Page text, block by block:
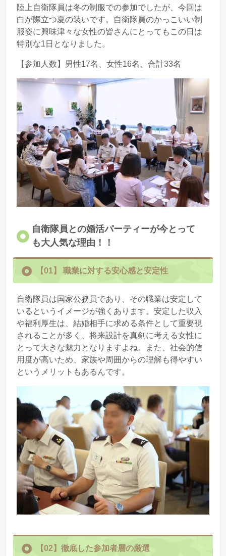
陸上自衛隊員は冬の制服での参加でしたが、今回は
白が際立つ夏の装いです。自衛隊員のかっこいい制
服姿に興味津々な女性の皆さんにとってもこの日は
特別な1日となりました。
【参加人数】男性17名、女性16名、合計33名
自衛隊員との婚活パーティーが今とって
も大人気な理由！！
【01】 職業に対する安心感と安定性
自衛隊員は国家公務員であり、その職業は安定して
いるというイメージが強くあります。安定した収入
や福利厚生は、結婚相手に求める条件として重要視
されることが多く、将来設計を真剣に考える女性に
とって大きな魅力となりますよね。また、社会的信
用度が高いため、家族や周囲からの理解も得やすい
というメリットもあるんです。
【02】 徹底した参加者層の厳選